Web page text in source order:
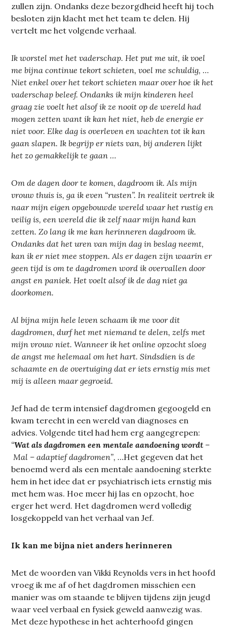
zullen zijn. Ondanks deze bezorgdheid heeft hij toch
besloten zijn klacht met het team te delen. Hij
vertelt me het volgende verhaal.
Ik worstel met het vaderschap. Het put me uit, ik voel
me bijna continue tekort schieten, voel me schuldig, …
Niet enkel over het tekort schieten maar over hoe ik het
vaderschap beleef. Ondanks ik mijn kinderen heel
graag zie voelt het alsof ik ze nooit op de wereld had
mogen zetten want ik kan het niet, heb de energie er
niet voor. Elke dag is overleven en wachten tot ik kan
gaan slapen. Ik begrijp er niets van, bij anderen lijkt
het zo gemakkelijk te gaan …
Om de dagen door te komen, dagdroom ik. Als mijn
vrouw thuis is, ga ik even “rusten”. In realiteit vertrek ik
naar mijn eigen opgebouwde wereld waar het rustig en
veilig is, een wereld die ik zelf naar mijn hand kan
zetten. Zo lang ik me kan herinneren dagdroom ik.
Ondanks dat het uren van mijn dag in beslag neemt,
kan ik er niet mee stoppen. Als er dagen zijn waarin er
geen tijd is om te dagdromen word ik overvallen door
angst en paniek. Het voelt alsof ik de dag niet ga
doorkomen.
Al bijna mijn hele leven schaam ik me voor dit
dagdromen, durf het met niemand te delen, zelfs met
mijn vrouw niet. Wanneer ik het online opzocht sloeg
de angst me helemaal om het hart.Sindsdien is de
schaamte en de overtuiging dat er iets ernstig mis met
mij is alleen maar gegroeid.
Jef had de term intensief dagdromen gegoogeld en
kwam terecht in een wereld van diagnoses en
advies. Volgende titel had hem erg aangegrepen:
“Wat als dagdromen een mentale aandoening wordt –
Mal – adaptief dagdromen”, …Het gegeven dat het
benoemd werd als een mentale aandoening sterkte
hem in het idee dat er psychiatrisch iets ernstig mis
met hem was. Hoe meer hij las en opzocht, hoe
erger het werd. Het dagdromen werd volledig
losgekoppeld van het verhaal van Jef.
Ik kan me bijna niet anders herinneren
Met de woorden van Vikki Reynolds vers in het hoofd
vroeg ik me af of het dagdromen misschien een
manier was om staande te blijven tijdens zijn jeugd
waar veel verbaal en fysiek geweld aanwezig was.
Met deze hypothese in het achterhoofd gingen